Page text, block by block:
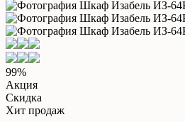
99%
Акция
Скидка
Хит продаж